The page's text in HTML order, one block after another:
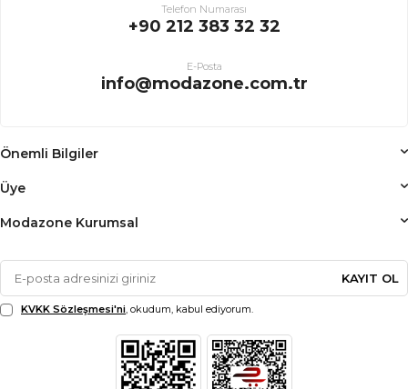
Telefon Numarası
+90 212 383 32 32
E-Posta
info@modazone.com.tr
Önemli Bilgiler
Üye
Modazone Kurumsal
KAYIT OL
KVKK Sözleşmesi'ni, okudum, kabul ediyorum.